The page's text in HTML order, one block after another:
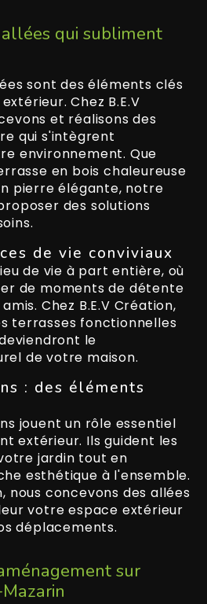
qui subliment
sont des éléments clés
Chez B.E.V
et réalisons des
qui s'intègrent
environnement. Que
en bois chaleureuse
pierre élégante, notre
des solutions
de vie conviviaux
de vie à part entière, où
de moments de détente
Chez B.E.V Création,
terrasses fonctionnelles
le
de votre maison.
: des éléments
jouent un rôle essentiel
extérieur. Ils guident les
jardin tout en
esthétique à l'ensemble.
nous concevons des allées
votre espace extérieur
déplacements.
sur